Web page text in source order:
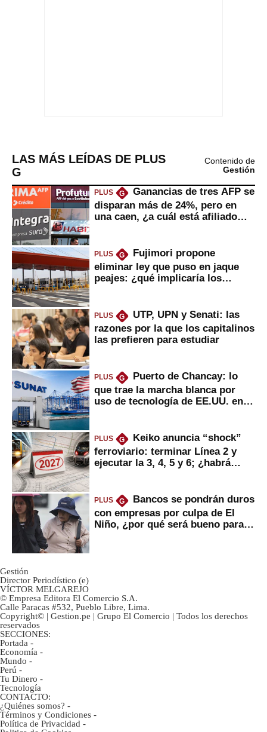
LAS MÁS LEÍDAS DE PLUS
G
Contenido de
Gestión
PLUS G
Ganancias de tres AFP se
disparan más de 24%, pero en
una caen, ¿a cuál está afiliado
PLUS G
Fujimori propone
eliminar ley que puso en jaque
peajes: ¿qué implicaría los
PLUS G
UTP, UPN y Senati: las
razones por la que los capitalinos
las prefieren para estudiar
PLUS G
Puerto de Chancay: lo
que trae la marcha blanca por
uso de tecnología de EE.UU. en
PLUS G
Keiko anuncia “shock”
ferroviario: terminar Línea 2 y
ejecutar la 3, 4, 5 y 6; ¿habrá
PLUS G
Bancos se pondrán duros
con empresas por culpa de El
Niño, ¿por qué será bueno para
Gestión
Director Periodístico (e)
VÍCTOR MELGAREJO
© Empresa Editora El Comercio S.A.
Calle Paracas #532, Pueblo Libre, Lima.
Copyright© | Gestion.pe | Grupo El Comercio | Todos los derechos
reservados
SECCIONES:
Portada -
Economía -
Mundo -
Perú -
Tu Dinero -
Tecnología
CONTACTO:
¿Quiénes somos? -
Términos y Condiciones -
Política de Privacidad -